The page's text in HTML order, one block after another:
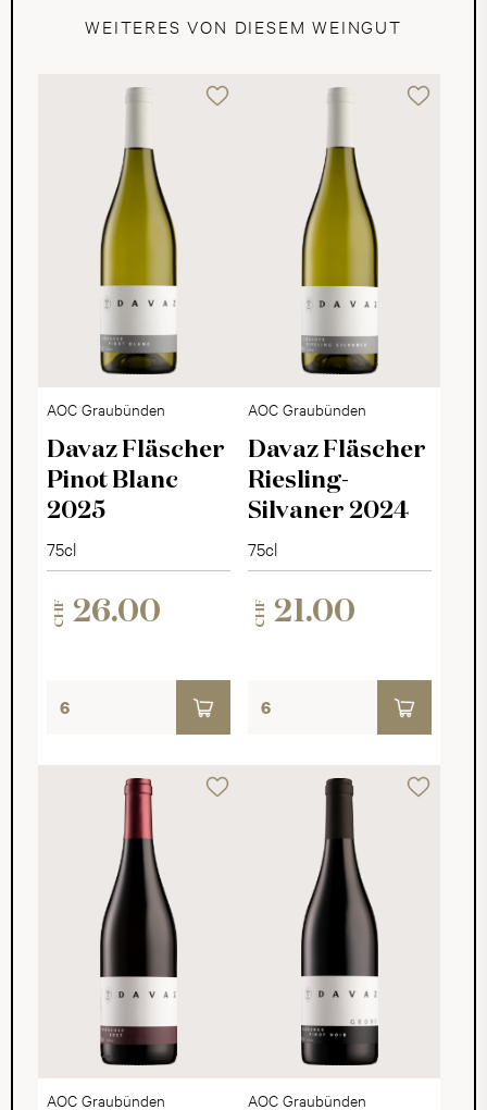
WEITERES VON DIESEM WEINGUT
AOC Graubünden
Davaz Fläscher
Pinot Blanc
2025
75cl
CHF 26.00
AOC Graubünden
Davaz Fläscher
Riesling-
Silvaner 2024
75cl
CHF 21.00
AOC Graubünden AOC Graubünden